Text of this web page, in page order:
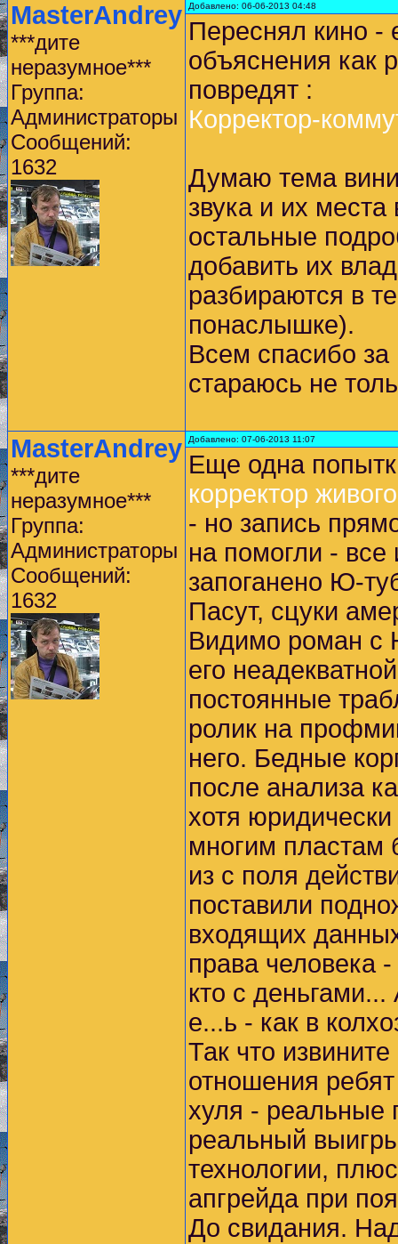
MasterAndrey
***дите
неразумное***
Группа:
Администраторы
Сообщений:
1632
Добавлено: 06-06-2013 04:48
Переснял кино
объяснения как
повредят :
Корректор-
Думаю тема
звука и их
остальные
добавить их
разбираются в
понаслышке).
Всем спасибо за
стараюсь не
MasterAndrey
***дите
неразумное***
Группа:
Администраторы
Сообщений:
1632
Добавлено: 07-06-2013 11:07
Еще одна
корректор
- но запись
на помогли - все
запоганено Ю-
Пасут, сцуки
Видимо роман с
его
постоянные
ролик на
него. Бедные
после анализа
хотя
многим пластам
из с поля
поставили
входящих
права человека
кто с
е...ь - как в
Так что
отношения
хуля - реальные
реальный
технологии,
апгрейда при
До свидания.